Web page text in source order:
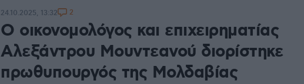
Ο οικονομολόγος και επιχειρηματίας
Αλεξάντρου Μουντεανού διορίστηκε
πρωθυπουργός της Μολδαβίας
24.10.2025, 13:32 2